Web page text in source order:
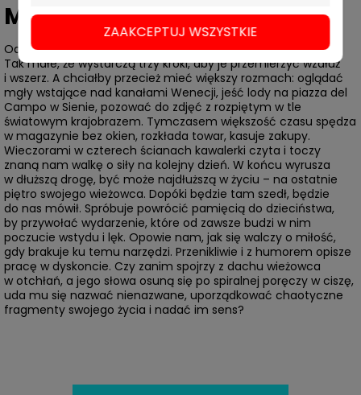
Michał Cierzniak,Klatka
Od kilku lat wynajmuje mieszkanie w bloku z wielkiej płyty.
Tak małe, że wystarczą trzy kroki, aby je przemierzyć wzdłuż
i wszerz. A chciałby przecież mieć większy rozmach: oglądać
mgły wstające nad kanałami Wenecji, jeść lody na piazza del
Campo w Sienie, pozować do zdjęć z rozpiętym w tle
światowym krajobrazem. Tymczasem większość czasu spędza
w magazynie bez okien, rozkłada towar, kasuje zakupy.
Wieczorami w czterech ścianach kawalerki czyta i toczy
znaną nam walkę o siły na kolejny dzień. W końcu wyrusza
w dłuższą drogę, być może najdłuższą w życiu – na ostatnie
piętro swojego wieżowca. Dopóki będzie tam szedł, będzie
do nas mówił. Spróbuje powrócić pamięcią do dzieciństwa,
by przywołać wydarzenie, które od zawsze budzi w nim
poczucie wstydu i lęk. Opowie nam, jak się walczy o miłość,
gdy brakuje ku temu narzędzi. Przenikliwie i z humorem opisze
pracę w dyskoncie. Czy zanim spojrzy z dachu wieżowca
w otchłań, a jego słowa osuną się po spiralnej poręczy w ciszę,
uda mu się nazwać nienazwane, uporządkować chaotyczne
fragmenty swojego życia i nadać im sens?
ZAAKCEPTUJ WSZYSTKIE